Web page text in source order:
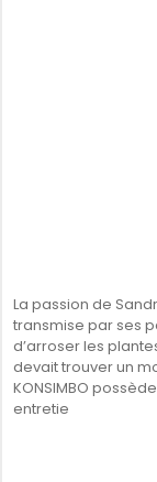
La passion de
transmise par ses
d’arroser les
devait trouver un
KONSIMBO
entretie